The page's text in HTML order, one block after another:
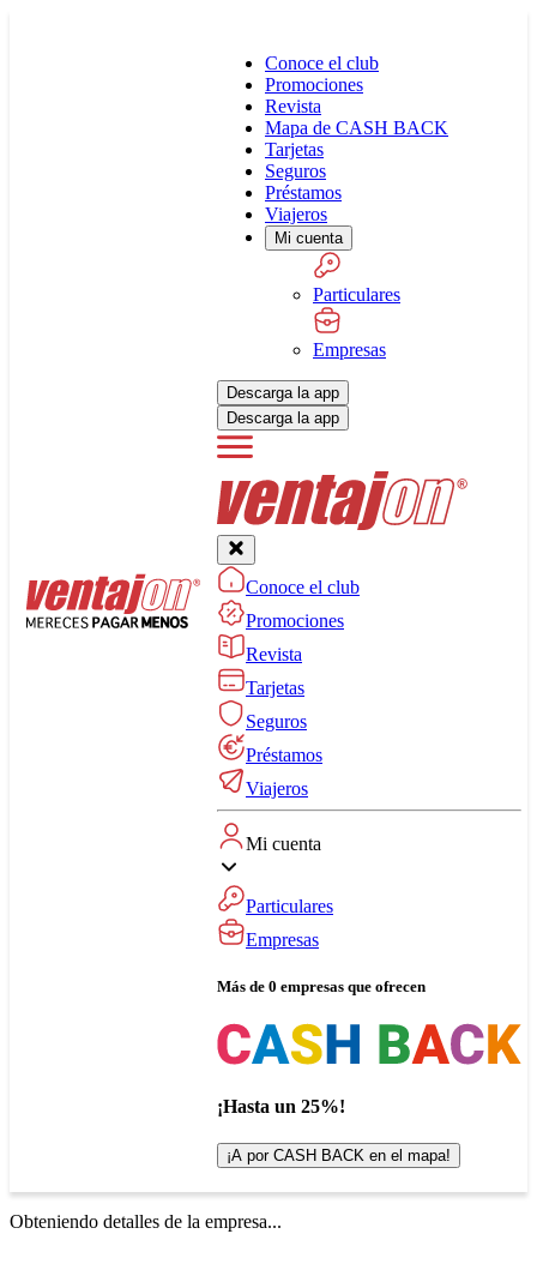
Conoce el club
Promociones
Revista
Mapa de CASH BACK
Tarjetas
Seguros
Préstamos
Viajeros
Mi cuenta
Particulares
Empresas
Descarga la app
Descarga la app
Conoce el club
Promociones
Revista
Tarjetas
Seguros
Préstamos
Viajeros
Mi cuenta
Particulares
Empresas
Más de 0 empresas que ofrecen
¡Hasta un 25%!
¡A por CASH BACK en el mapa!
Obteniendo detalles de la empresa...